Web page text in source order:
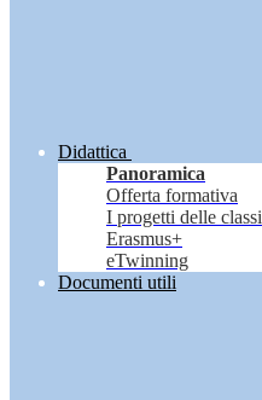
Didattica
Panoramica
Offerta formativa
I progetti delle classi
Erasmus+
eTwinning
Documenti utili